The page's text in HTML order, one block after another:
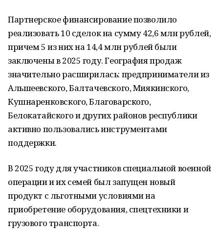
Партнерское финансирование позволило
реализовать 10 сделок на сумму 42,6 млн рублей,
причем 5 из них на 14,4 млн рублей были
заключены в 2025 году. География продаж
значительно расширилась: предприниматели из
Альшеевского, Балтачевского, Миякинского,
Кушнаренковского, Благоварского,
Белокатайского и других районов республики
активно пользовались инструментами
поддержки.
В 2025 году для участников специальной военной
операции и их семей был запущен новый
продукт с льготными условиями на
приобретение оборудования, спецтехники и
грузового транспорта.